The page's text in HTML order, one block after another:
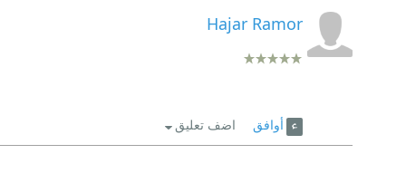
Hajar Ramor
أوافق اضف تعليق